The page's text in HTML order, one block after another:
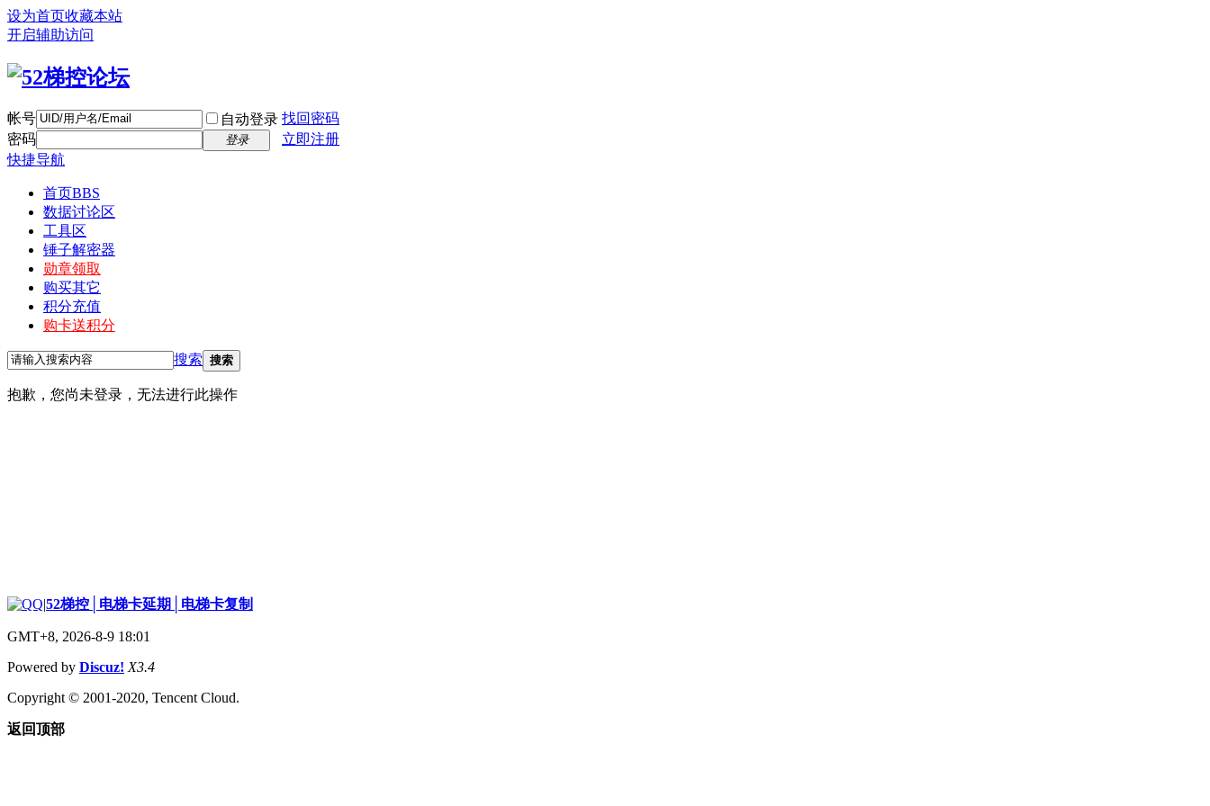
设为首页收藏本站
开启辅助访问
帐号 自动登录 找回密码
密码
登录
立即注册
快捷导航
首页BBS
数据讨论区
工具区
锤子解密器
勋章领取
购买其它
积分充值
购卡送积分
搜索 搜索
抱歉，您尚未登录，无法进行此操作
|52梯控│电梯卡延期│电梯卡复制
GMT+8, 2026-8-9 18:01
Powered by Discuz! X3.4
Copyright © 2001-2020, Tencent Cloud.
返回顶部